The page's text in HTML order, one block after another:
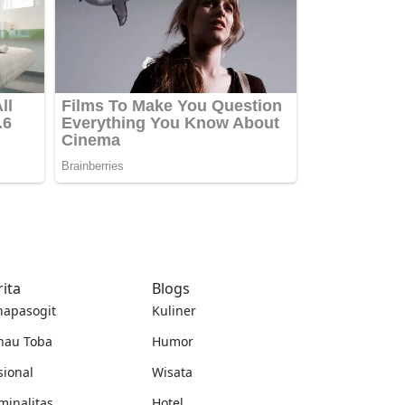
Toba
Blogs
Kuliner
Humor
Wisata